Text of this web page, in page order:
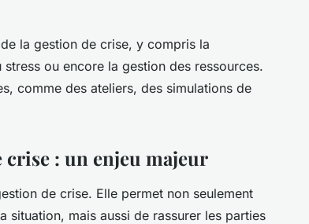
la gestion de crise, y compris la
ou encore la gestion des ressources.
comme des ateliers, des simulations de
: un enjeu majeur
de crise. Elle permet non seulement
mais aussi de rassurer les parties